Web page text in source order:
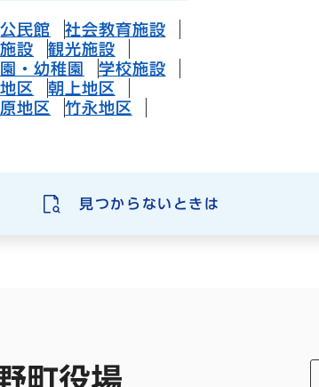
公民館
社会教育施設
設
観光施設
・幼稚園
学校施設
区
朝上地区
地区
竹永地区
見つからないときは